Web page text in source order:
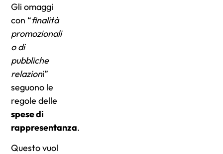
Gli omaggi
con “finalità
promozionali
o di
pubbliche
relazioni”
seguono le
regole delle
spese di
rappresentanza.
Questo vuol